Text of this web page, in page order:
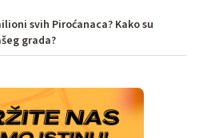
svih Piroćanaca? Kako su
grada?